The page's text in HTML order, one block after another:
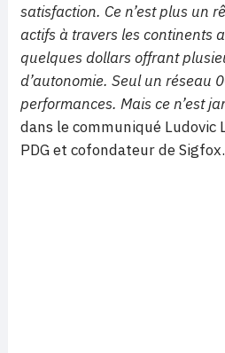
satisfaction. Ce n’est plus un
actifs à travers les continents
quelques dollars offrant
d’autonomie. Seul un réseau
performances. Mais ce n’est
dans le communiqué Ludovic
PDG et cofondateur de Sigfox.